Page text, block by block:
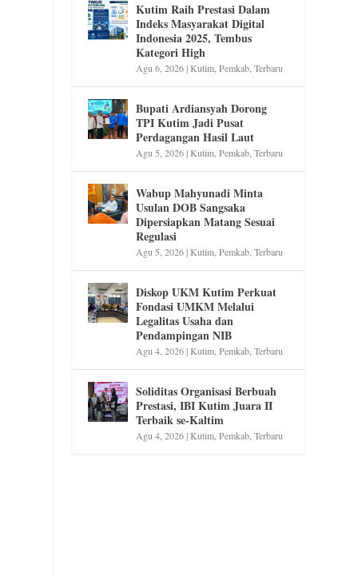
Kutim Raih Prestasi Dalam
Indeks Masyarakat Digital
Indonesia 2025, Tembus
Kategori High
Agu 6, 2026|Kutim,Pemkab,Terbaru
Bupati Ardiansyah Dorong
TPI Kutim Jadi Pusat
Perdagangan Hasil Laut
Agu 5, 2026|Kutim,Pemkab,Terbaru
Wabup Mahyunadi Minta
Usulan DOB Sangsaka
Dipersiapkan Matang Sesuai
Regulasi
Agu 5, 2026|Kutim,Pemkab,Terbaru
Diskop UKM Kutim Perkuat
Fondasi UMKM Melalui
Legalitas Usaha dan
Pendampingan NIB
Agu 4, 2026|Kutim,Pemkab,Terbaru
Soliditas Organisasi Berbuah
Prestasi, IBI Kutim Juara II
Terbaik se-Kaltim
Agu 4, 2026|Kutim,Pemkab,Terbaru